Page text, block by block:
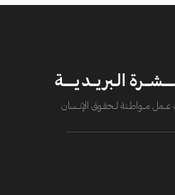
الـبريــديــــة
مــــواطــنة لـــحقــوق الإنــــسان